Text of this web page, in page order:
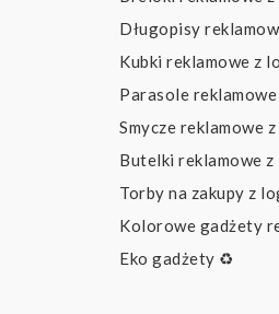
Długopisy
Kubki reklamowe z
Parasole
Smycze reklamowe
Butelki reklamowe z
Torby na zakupy z
Kolorowe gadżety
Eko gadżety ♻️